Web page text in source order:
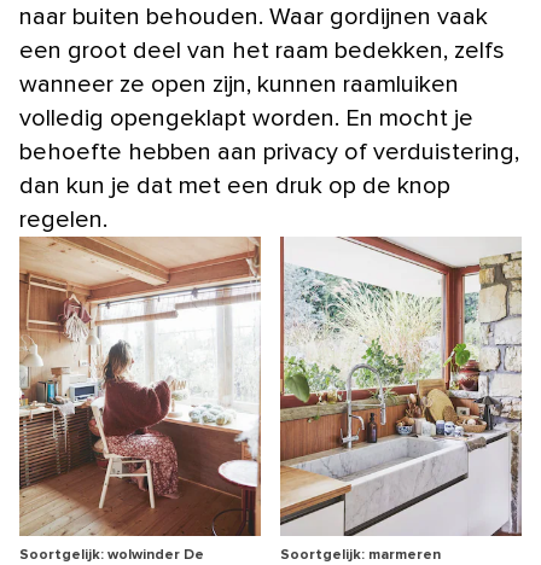
naar buiten behouden. Waar gordijnen vaak
een groot deel van het raam bedekken, zelfs
wanneer ze open zijn, kunnen raamluiken
volledig opengeklapt worden. En mocht je
behoefte hebben aan privacy of verduistering,
dan kun je dat met een druk op de knop
regelen.
Soortgelijk: wolwinder De
Soortgelijk: marmeren